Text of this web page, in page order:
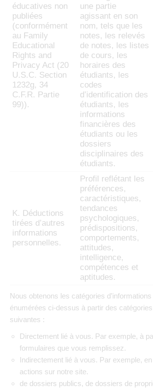
éducatives non
publiées
(conformément
au Family
Educational
Rights and
Privacy Act (20
U.S.C. Section
1232g, 34
C.F.R. Partie
99)).
une partie
agissant en son
nom, tels que les
notes, les relevés
de notes, les listes
de cours, les
horaires des
étudiants, les
codes
d’identification des
étudiants, les
informations
financières des
étudiants ou les
dossiers
disciplinaires des
étudiants.
K. Déductions
tirées d’autres
informations
personnelles.
Profil reflétant les
préférences,
caractéristiques,
tendances
psychologiques,
prédispositions,
comportements,
attitudes,
intelligence,
compétences et
aptitudes.
Nous obtenons les catégories
énumérées ci-dessus à partir des
suivantes :
Directement lié à vous. Par exemple, à
formulaires que vous remplissez.
Indirectement lié à vous. Par exemple,
actions sur notre site.
de dossiers publics, de dossiers de